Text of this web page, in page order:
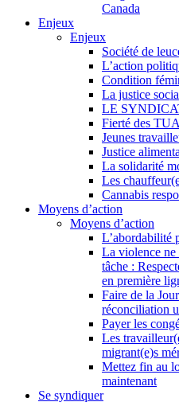
Canada
Enjeux
Enjeux
Société de
L’action
Condition
La justice
LE
Fierté des
Jeunes
Justice
La solidarité
Les
Cannabis
Moyens d’action
Moyens d’action
L’abordabilité
La violence ne
tâche :
en première
Faire de la
réconciliation
Payer les
Les
migrant(e)s
Mettez fin au
maintenant
Se syndiquer